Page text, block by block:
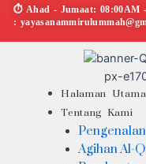
Skip
content
⏱︎ Ahad - Jumaat:
:
Halaman Utama
Tentang Kami
Pengenalan
Agihan Al-
Menu
Post
navigation